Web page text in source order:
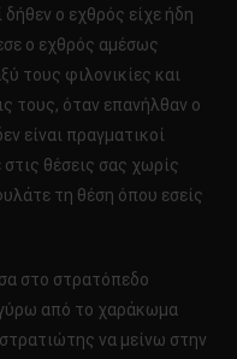
δήθεν ο εχθρός είχε ήδη
ο εχθρός αμέσως
τους φιλονικίες και
τους, όταν επανήλθαν ο
είναι πραγματικοί
θέσεις σας χωρίς
τη θέση όπου εσείς
στο στρατόπεδο
από το χαράκωμα
να μείνω στην